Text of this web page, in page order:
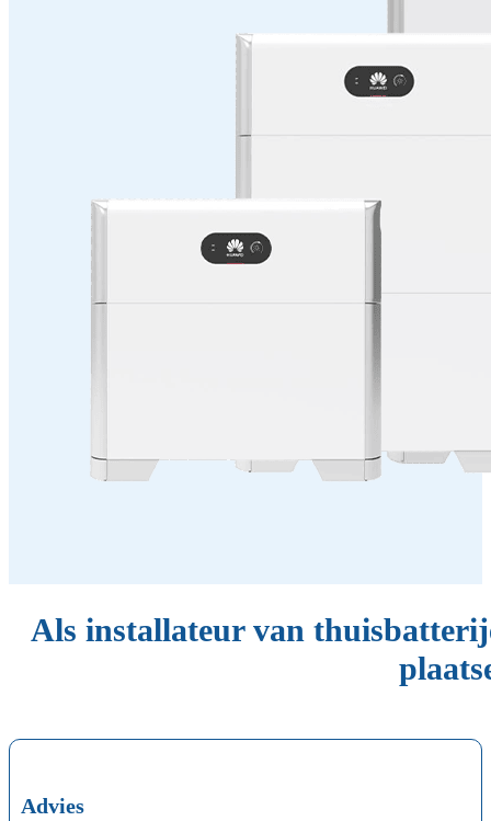
Als installateur van
Advies